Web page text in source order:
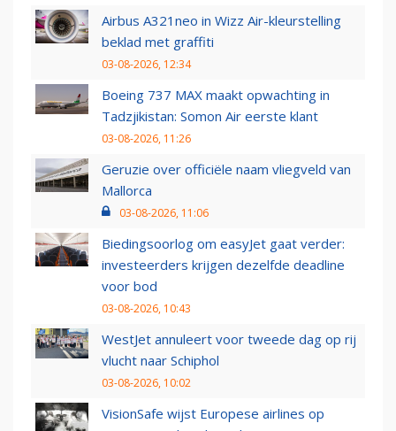
Airbus A321neo in Wizz Air-kleurstelling
beklad met graffiti
03-08-2026, 12:34
Boeing 737 MAX maakt opwachting in
Tadzjikistan: Somon Air eerste klant
03-08-2026, 11:26
Geruzie over officiële naam vliegveld van
Mallorca
03-08-2026, 11:06
Biedingsoorlog om easyJet gaat verder:
investeerders krijgen dezelfde deadline
voor bod
03-08-2026, 10:43
WestJet annuleert voor tweede dag op rij
vlucht naar Schiphol
03-08-2026, 10:02
VisionSafe wijst Europese airlines op